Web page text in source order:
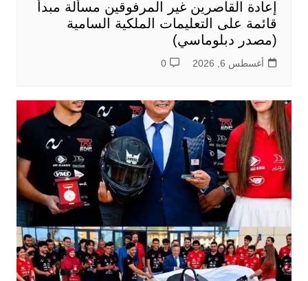
إعادة القاصرين غير المرفوقين مسألة مبدأ
قائمة على التعليمات الملكية السامية
(مصدر دبلوماسي)
أغسطس 6, 2026 0